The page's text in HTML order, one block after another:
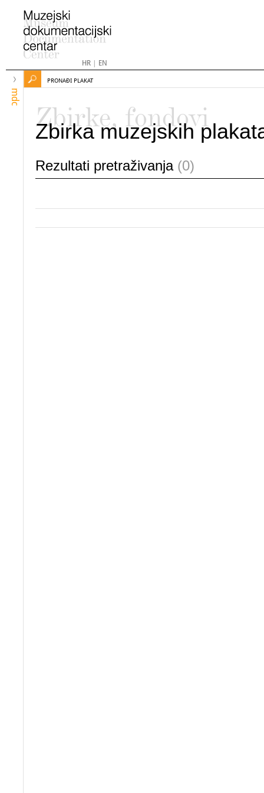
HR| EN
mdc
PRONAĐI PLAKAT
Zbirke, fondovi
Zbirka muzejskih
Rezultati pretraživanja (0)